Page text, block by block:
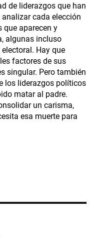
de liderazgos que han
cada elección
que aparecen y
algunas incluso
Hay que
factores de sus
singular. Pero también
los liderazgos políticos
matar al padre.
un carisma,
esa muerte para